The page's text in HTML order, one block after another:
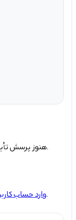
هنوز پرسش تأییدشده‌ای برای این محصول ثبت نشده است.
وارد حسابتا بتوانید پرسش یا پاسخ ثبت کنید.